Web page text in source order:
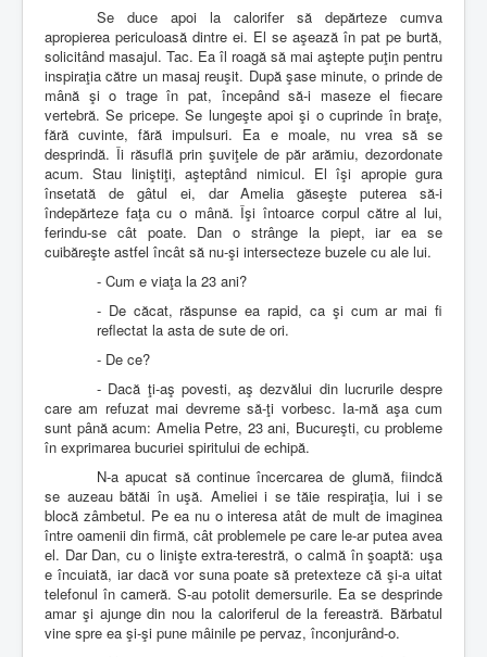
Se duce apoi la calorifer să depărteze cumva
apropierea periculoasă dintre ei. El se aşează în pat pe burtă,
solicitând masajul. Tac. Ea îl roagă să mai aştepte puţin pentru
inspiraţia către un masaj reuşit. După şase minute, o prinde de
mână şi o trage în pat, începând să-i maseze el fiecare
vertebră. Se pricepe. Se lungeşte apoi şi o cuprinde în braţe,
fără cuvinte, fără impulsuri. Ea e moale, nu vrea să se
desprindă. Îi răsuflă prin şuviţele de păr arămiu, dezordonate
acum. Stau liniştiţi, aşteptând nimicul. El îşi apropie gura
însetată de gâtul ei, dar Amelia găseşte puterea să-i
îndepărteze faţa cu o mână. Îşi întoarce corpul către al lui,
ferindu-se cât poate. Dan o strânge la piept, iar ea se
cuibăreşte astfel încât să nu-şi intersecteze buzele cu ale lui.
- Cum e viaţa la 23 ani?
- De căcat, răspunse ea rapid, ca şi cum ar mai fi
reflectat la asta de sute de ori.
- De ce?
- Dacă ţi-aş povesti, aş dezvălui din lucrurile despre
care am refuzat mai devreme să-ţi vorbesc. Ia-mă aşa cum
sunt până acum: Amelia Petre, 23 ani, Bucureşti, cu probleme
în exprimarea bucuriei spiritului de echipă.
N-a apucat să continue încercarea de glumă, fiindcă
se auzeau bătăi în uşă. Ameliei i se tăie respiraţia, lui i se
blocă zâmbetul. Pe ea nu o interesa atât de mult de imaginea
între oamenii din firmă, cât problemele pe care le-ar putea avea
el. Dar Dan, cu o linişte extra-terestră, o calmă în şoaptă: uşa
e încuiată, iar dacă vor suna poate să pretexteze că şi-a uitat
telefonul în cameră. S-au potolit demersurile. Ea se desprinde
amar şi ajunge din nou la caloriferul de la fereastră. Bărbatul
vine spre ea şi-şi pune mâinile pe pervaz, înconjurând-o.